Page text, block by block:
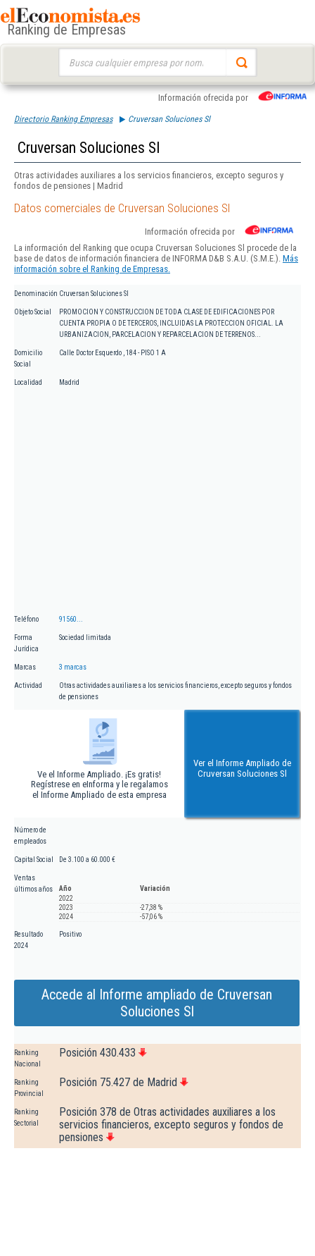
Ranking de Empresas
Información ofrecida por
Directorio Ranking Empresas Cruversan Soluciones Sl
Cruversan Soluciones Sl
Otras actividades auxiliares a los servicios financieros, excepto seguros y
fondos de pensiones | Madrid
Datos comerciales de Cruversan Soluciones Sl
Información ofrecida por
La información del Ranking que ocupa Cruversan Soluciones Sl procede de la
base de datos de información financiera de INFORMA D&B S.A.U. (S.M.E.). Más
información sobre el Ranking de Empresas.
Denominación Cruversan Soluciones Sl
Objeto Social
PROMOCION Y CONSTRUCCION DE TODA CLASE DE EDIFICACIONES POR
CUENTA PROPIA O DE TERCEROS, INCLUIDAS LA PROTECCION OFICIAL. LA
URBANIZACION, PARCELACION Y REPARCELACION DE TERRENOS...
Domicilio
Social
Calle Doctor Esquerdo , 184 - PISO 1 A
Localidad Madrid
Teléfono 91560...
Forma
Jurídica
Sociedad limitada
Marcas 3 marcas
Actividad
Otras actividades auxiliares a los servicios financieros, excepto seguros y fondos
de pensiones
Ve el Informe Ampliado. ¡Es gratis!
Regístrese en eInforma y le regalamos
el Informe Ampliado de esta empresa
Ver el Informe Ampliado de
Cruversan Soluciones Sl
Número de
empleados
Capital Social De 3.100 a 60.000 €
Ventas
últimos años
Año
Variación
2022
2023
-27,38 %
2024
-57,06 %
Resultado
2024
Positivo
Accede al Informe ampliado de Cruversan
Soluciones Sl
Ranking
Nacional
Posición 430.433
Ranking
Provincial
Posición 75.427 de Madrid
Ranking
Sectorial
Posición 378 de Otras actividades auxiliares a los
servicios financieros, excepto seguros y fondos de
pensiones